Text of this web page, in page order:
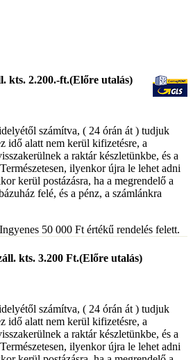
kts. 2.200.-ft.(Előre utalás)
számítva, ( 24 órán át ) tudjuk
idő alatt nem kerül kifizetésre, a
a raktár készletünkbe, és a
ilyenkor újra le lehet adni
kerül postázásra, ha a megrendelő a
felé, és a pénz, a számlánkra
Ingyenes 50 000 Ftértékű rendelés felett.
kts. 3.200 Ft.(Előre utalás)
számítva, ( 24 órán át ) tudjuk
idő alatt nem kerül kifizetésre, a
a raktár készletünkbe, és a
ilyenkor újra le lehet adni